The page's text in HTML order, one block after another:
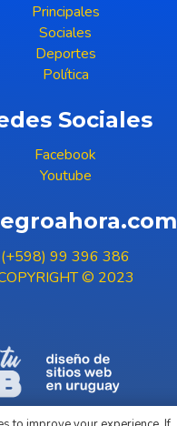
Principales
Sociales
Deportes
Política
Sociales
Facebook
Youtube
(+598) 99 396 386
© 2023